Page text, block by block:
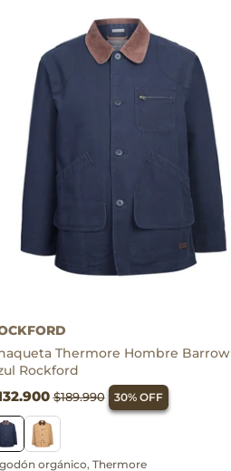
Thermore Hombre Barrow
Rockford
$189.990 30% OFF
orgánico, Thermore